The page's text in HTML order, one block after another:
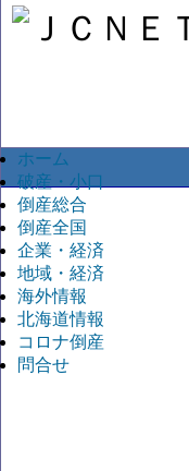
ホーム
破産・小口
倒産総合
倒産全国
企業・経済
地域・経済
海外情報
北海道情報
コロナ倒産
問合せ